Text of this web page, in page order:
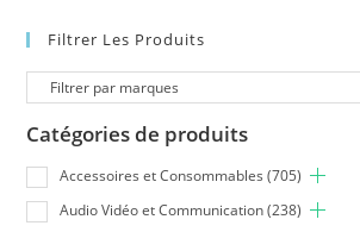
Filtrer Les Produits
Catégories de produits
Accessoires et Consommables (705)
Audio Vidéo et Communication (238)